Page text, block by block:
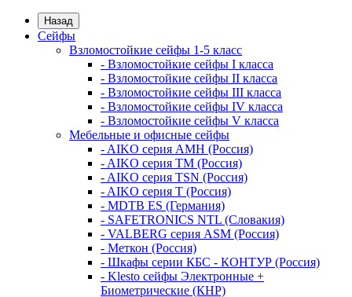
Назад
Сейфы
Взломостойкие сейфы 1-5 класс
- Взломостойкие сейфы I класса
- Взломостойкие сейфы II класса
- Взломостойкие сейфы III класса
- Взломостойкие сейфы IV класса
- Взломостойкие сейфы V класса
Мебельные и офисные сейфы
- AIKO серия AMH (Россия)
- AIKO серия TM (Россия)
- AIKO серия TSN (Россия)
- AIKO серия Т (Россия)
- MDTB ES (Германия)
- SAFETRONICS NTL (Словакия)
- VALBERG серия ASM (Россия)
- Меткон (Россия)
- Шкафы серии КБС - КОНТУР (Россия)
- Klesto сейфы Электронные +
Биометрические (КНР)